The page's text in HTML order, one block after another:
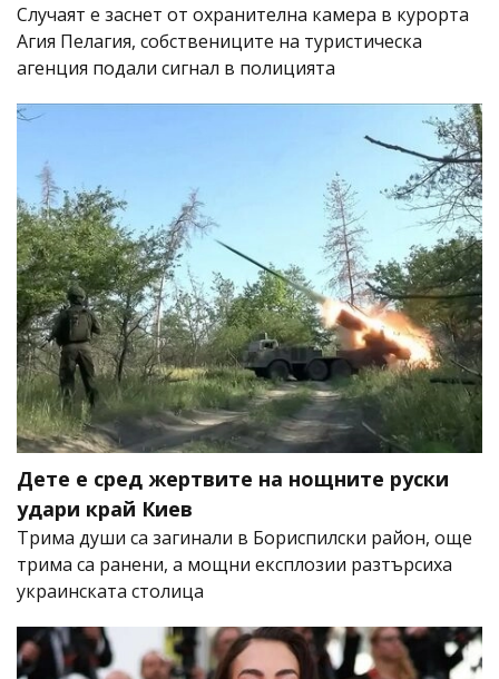
Случаят е заснет от охранителна камера в курорта
Агия Пелагия, собствениците на туристическа
агенция подали сигнал в полицията
Дете е сред жертвите на нощните руски
удари край Киев
Трима души са загинали в Бориспилски район, още
трима са ранени, а мощни експлозии разтърсиха
украинската столица